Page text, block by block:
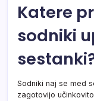
Katere
sodniki
Sodniki naj se med
zagotovijo